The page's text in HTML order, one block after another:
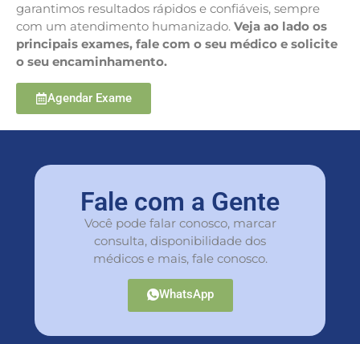
garantimos resultados rápidos e confiáveis, sempre
com um atendimento humanizado. Veja ao lado os
principais exames, fale com o seu médico e solicite
o seu encaminhamento.
Agendar Exame
Fale com a Gente
Você pode falar conosco, marcar
consulta, disponibilidade dos
médicos e mais, fale conosco.
WhatsApp